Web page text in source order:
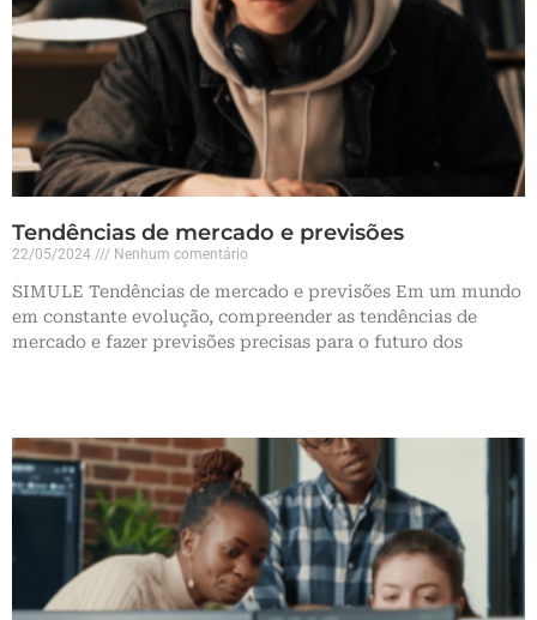
Tendências de mercado e previsões
22/05/2024 Nenhum comentário
SIMULE Tendências de mercado e previsões Em um mundo
em constante evolução, compreender as tendências de
mercado e fazer previsões precisas para o futuro dos